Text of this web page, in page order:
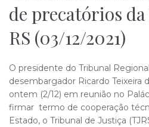
de precatórios
RS (03/12/2021)
O presidente do Tribunal
desembargador Ricardo Teixeira
ontem (2/12) em reunião no
firmar termo de cooperação
Estado, o Tribunal de Justiça